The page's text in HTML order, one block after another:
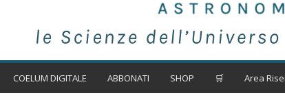
COELUM DIGITALE ABBONATI SHOP 🛒 Area